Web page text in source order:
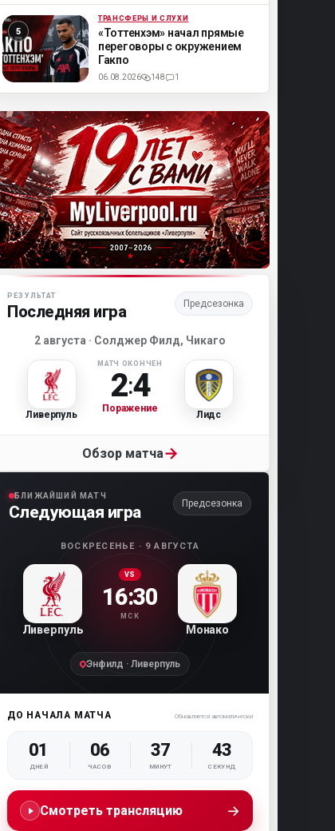
ML ТРАНСФЕРЫ И СЛУХИ
«Тоттенхэм» начал прямые
переговоры с окружением
Гакпо
06.08.2026 148 1
Матч-центр «Ливерпуля»
РЕЗУЛЬТАТ
Последняя игра Предсезонка
2 августа · Солджер Филд, Чикаго
Ливерпуль
МАТЧ ОКОНЧЕН
2:4
Поражение
Лидс
Обзор матча→
БЛИЖАЙШИЙ МАТЧ
Следующая игра Предсезонка
ВОСКРЕСЕНЬЕ · 9 АВГУСТА
Ливерпуль
VS
16:30
МСК
Монако
Энфилд · Ливерпуль
ДО НАЧАЛА МАТЧА Обновляется автоматически
01
ДНЕЙ
06
ЧАСОВ
37
МИНУТ
42
СЕКУНД
Смотреть трансляцию →